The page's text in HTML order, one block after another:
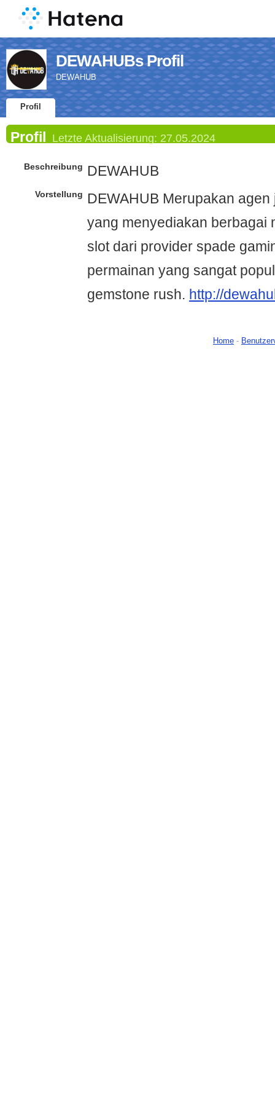
DEWAHUBs Profil
DEWAHUB
Profil
Profil Letzte Aktualisierung: 27.05.2024
Beschreibung DEWAHUB
Vorstellung
DEWAHUB Merupakan
yang menyediakan berbagai
slot dari provider spade
permainan yang sangat
gemstone rush. http://
Home -